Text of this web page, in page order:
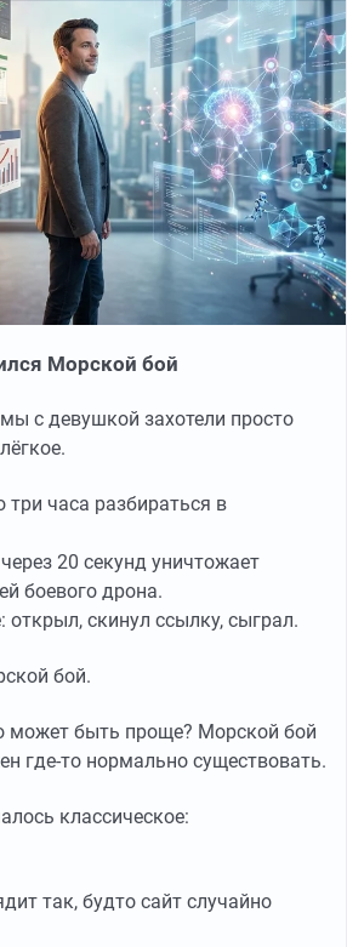
Морской бой
с девушкой захотели просто
три часа разбираться в
20 секунд уничтожает
боевого дрона.
открыл, скинул ссылку, сыграл.
бой.
может быть проще? Морской бой
где-то нормально существовать.
классическое:
так, будто сайт случайно